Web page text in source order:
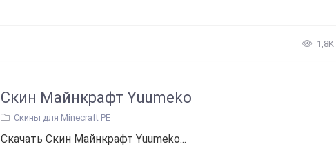
1,8К
Скин Майнкрафт Yuumeko
Скины для Minecraft PE
Скачать Скин Майнкрафт Yuumeko...